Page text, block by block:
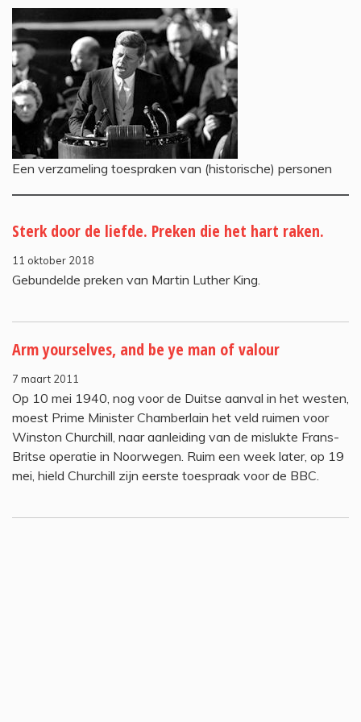
Een verzameling toespraken van (historische) personen
Sterk door de liefde. Preken die het hart raken.
11 oktober 2018
Gebundelde preken van Martin Luther King.
Arm yourselves, and be ye man of valour
7 maart 2011
Op 10 mei 1940, nog voor de Duitse aanval in het westen,
moest Prime Minister Chamberlain het veld ruimen voor
Winston Churchill, naar aanleiding van de mislukte Frans-
Britse operatie in Noorwegen. Ruim een week later, op 19
mei, hield Churchill zijn eerste toespraak voor de BBC.